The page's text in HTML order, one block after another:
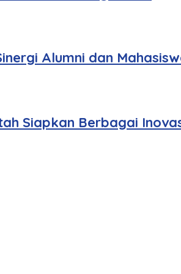
Alumni dan
Siapkan Berbagai